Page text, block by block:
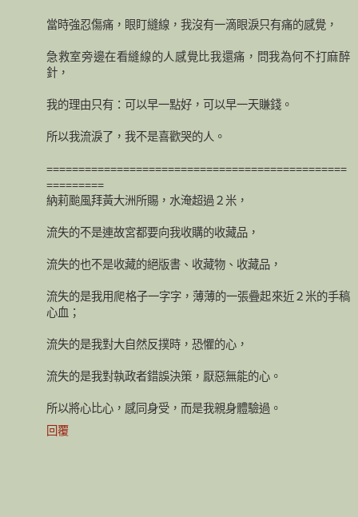
當時強忍傷痛，眼盯縫線，我沒有一滴眼淚只有痛的感覺，
急救室旁邊在看縫線的人感覺比我還痛，問我為何不打麻醉
針，
我的理由只有：可以早一點好，可以早一天賺錢。
所以我流淚了，我不是喜歡哭的人。
===============================================
=========
納莉颱風拜黃大洲所賜，水淹超過２米，
流失的不是連故宮都要向我收購的收藏品，
流失的也不是收藏的絕版書、收藏物、收藏品，
流失的是我用爬格子一字字，薄薄的一張疊起來近２米的手稿
心血；
流失的是我對大自然反撲時，恐懼的心，
流失的是我對執政者錯誤決策，厭惡無能的心。
所以將心比心，感同身受，而是我親身體驗過。
回覆